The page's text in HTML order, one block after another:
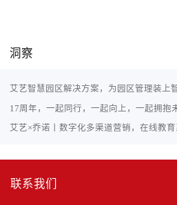
洞察
艾艺智慧园区解决方案，为园区管理装上
17周年，一起同行，一起向上，一起拥抱
艾艺×乔诺丨数字化多渠道营销，在线教
联系我们